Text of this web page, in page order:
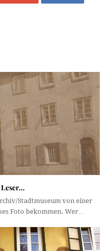
Stadtmuseum von einer
Foto bekommen. Wer…